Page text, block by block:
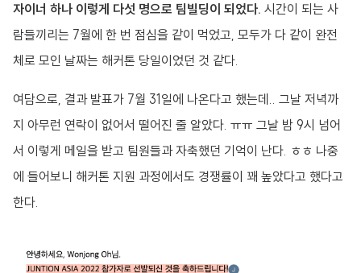
자이너 하나 이렇게 다섯 명으로 팀빌딩이 되었다. 시간이 되는 사
람들끼리는 7월에 한 번 점심을 같이 먹었고, 모두가 다 같이 완전
체로 모인 날짜는 해커톤 당일이었던 것 같다.
여담으로, 결과 발표가 7월 31일에 나온다고 했는데.. 그날 저녁까
지 아무런 연락이 없어서 떨어진 줄 알았다. ㅠㅠ 그날 밤 9시 넘어
서 이렇게 메일을 받고 팀원들과 자축했던 기억이 난다. ㅎㅎ 나중
에 들어보니 해커톤 지원 과정에서도 경쟁률이 꽤 높았다고 했다고
한다.